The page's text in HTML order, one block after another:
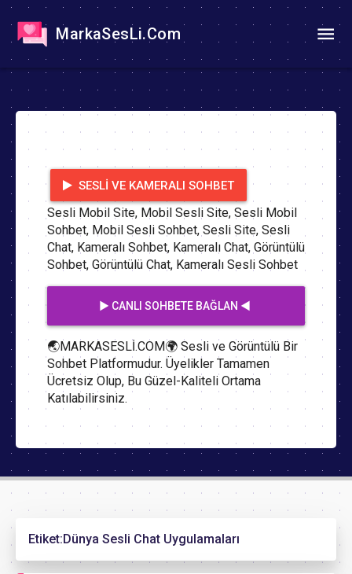
MarkaSesLi.Com
SESLI VE KAMERALI SOHBET
Sesli Mobil Site, Mobil Sesli Site, Sesli Mobil
Sohbet, Mobil Sesli Sohbet, Sesli Site, Sesli
Chat, Kameralı Sohbet, Kameralı Chat, Görüntülü
Sohbet, Görüntülü Chat, Kameralı Sesli Sohbet
▶️ CANLI SOHBETE BAĞLAN ◀️
🌏MARKASESLİ.COM🌍 Sesli ve Görüntülü Bir
Sohbet Platformudur. Üyelikler Tamamen
Ücretsiz Olup, Bu Güzel-Kaliteli Ortama
Katılabilirsiniz.
Etiket:Dünya Sesli Chat Uygulamaları